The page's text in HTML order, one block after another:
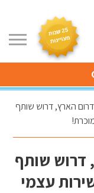
הארץ, דרוש שותף
דרוש שותף
עצמי